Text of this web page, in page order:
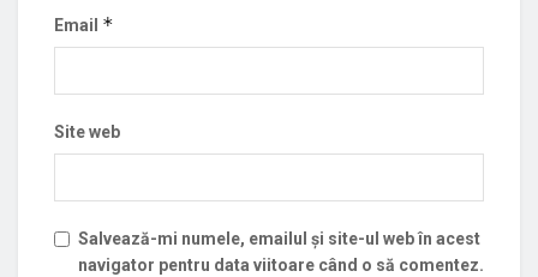
Email *
Site web
Salvează-mi numele, emailul și site-ul web în acest
navigator pentru data viitoare când o să comentez.